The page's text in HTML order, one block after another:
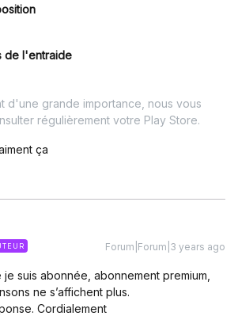
de l'entraide
d'une grande importance, nous vous
régulièrement votre Play Store.
ça
Forum|Forum|3 years ago
suis abonnée, abonnement premium,
ne s’affichent plus.
Cordialement